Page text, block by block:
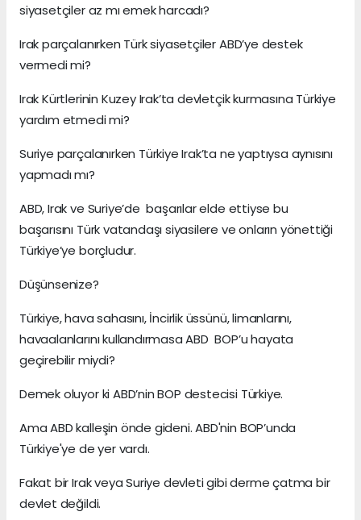
siyasetçiler az mı emek harcadı?
Irak parçalanırken Türk siyasetçiler ABD’ye destek
vermedi mi?
Irak Kürtlerinin Kuzey Irak’ta devletçik kurmasına Türkiye
yardım etmedi mi?
Suriye parçalanırken Türkiye Irak’ta ne yaptıysa aynısını
yapmadı mı?
ABD, Irak ve Suriye’de başarılar elde ettiyse bu
başarısını Türk vatandaşı siyasilere ve onların yönettiği
Türkiye’ye borçludur.
Düşünsenize?
Türkiye, hava sahasını, İncirlik üssünü, limanlarını,
havaalanlarını kullandırmasa ABD BOP’u hayata
geçirebilir miydi?
Demek oluyor ki ABD’nin BOP destecisi Türkiye.
Ama ABD kalleşin önde gideni. ABD'nin BOP’unda
Türkiye'ye de yer vardı.
Fakat bir Irak veya Suriye devleti gibi derme çatma bir
devlet değildi.